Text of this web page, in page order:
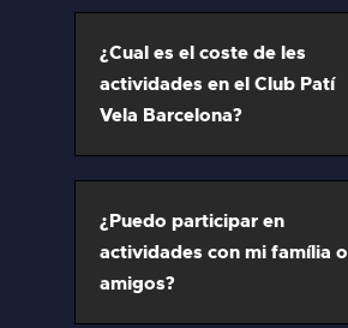
¿Cual es el coste de les
actividades en el Club Patí
Vela Barcelona?
¿Puedo participar en
actividades con mi família o
amigos?